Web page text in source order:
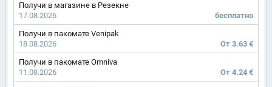
Получи в магазине в Резекне
17.08.2026
бесплатно
Получи в пакомате Venipak
18.08.2026
От 3.63 €
Получи в пакомате Omniva
11.08.2026
От 4.24 €